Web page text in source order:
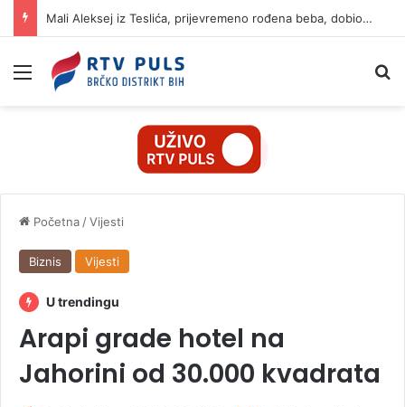
Mali Aleksej iz Teslića, prijevremeno rođena beba, dobio životnu bitku na UKC-u Srpske
Izbornik
Početna /Vijesti
Biznis Vijesti
U trendingu
Arapi grade hotel na
Jahorini od 30.000 kvadrata